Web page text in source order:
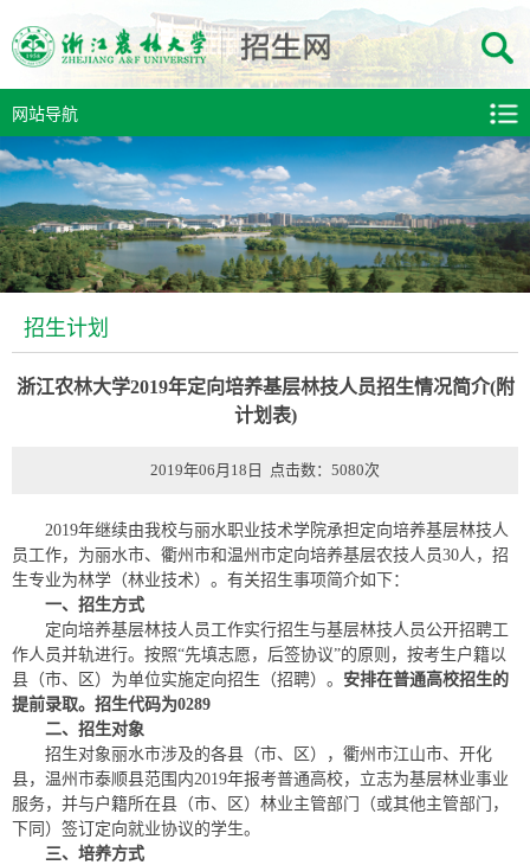
网站导航
招生计划
浙江农林大学2019年定向培养基层林技人员招生情况简介(附
计划表)
2019年06月18日 点击数： 5080次
2019年继续由我校与丽水职业技术学院承担定向培养基层林技人
员工作，为丽水市、衢州市和温州市定向培养基层农技人员30人，招
生专业为林学（林业技术）。有关招生事项简介如下：
一、招生方式
定向培养基层林技人员工作实行招生与基层林技人员公开招聘工
作人员并轨进行。按照“先填志愿，后签协议”的原则，按考生户籍以
县（市、区）为单位实施定向招生（招聘）。 安排在普通高校招生的
提前录取。招生代码为0289
二、招生对象
招生对象丽水市涉及的各县（市、区），衢州市江山市、开化
县，温州市泰顺县范围内2019年报考普通高校，立志为基层林业事业
服务，并与户籍所在县（市、区）林业主管部门（或其他主管部门，
下同）签订定向就业协议的学生。
三、培养方式